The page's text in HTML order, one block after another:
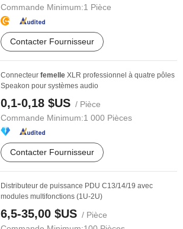
Commande Minimum:1 Pièce
Contacter Fournisseur
Connecteur femelle XLR professionnel à quatre pôles
Speakon pour systèmes audio
0,1-0,18 $US / Pièce
Commande Minimum:1 000 Pièces
Contacter Fournisseur
Distributeur de puissance PDU C13/14/19 avec
modules multifonctions (1U-2U)
6,5-35,00 $US / Pièce